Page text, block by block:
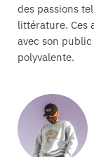
des passions
littérature. Ces
avec son
polyvalente.